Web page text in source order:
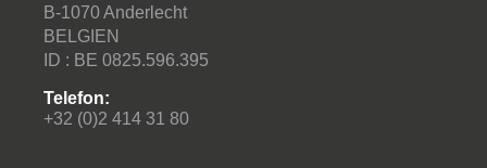
B-1070 Anderlecht
BELGIEN
ID : BE 0825.596.395
Telefon:
+32 (0)2 414 31 80